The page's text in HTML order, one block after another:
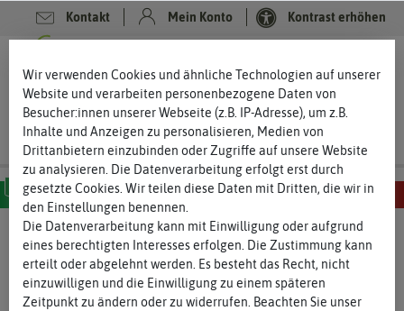
Kontakt Mein Konto Kontrast erhöhen
MILD SCHARF SEHR SCHARF EXTREM SCHARF HÖLLISCH SCHARF
Wir verwenden Cookies und ähnliche Technologien auf unserer
Website und verarbeiten personenbezogene Daten von
Besucher:innen unserer Webseite (z.B. IP-Adresse), um z.B.
Inhalte und Anzeigen zu personalisieren, Medien von
Drittanbietern einzubinden oder Zugriffe auf unsere Website
zu analysieren. Die Datenverarbeitung erfolgt erst durch
gesetzte Cookies. Wir teilen diese Daten mit Dritten, die wir in
den Einstellungen benennen.
Die Datenverarbeitung kann mit Einwilligung oder aufgrund
eines berechtigten Interesses erfolgen. Die Zustimmung kann
erteilt oder abgelehnt werden. Es besteht das Recht, nicht
einzuwilligen und die Einwilligung zu einem späteren
Zeitpunkt zu ändern oder zu widerrufen. Beachten Sie unser